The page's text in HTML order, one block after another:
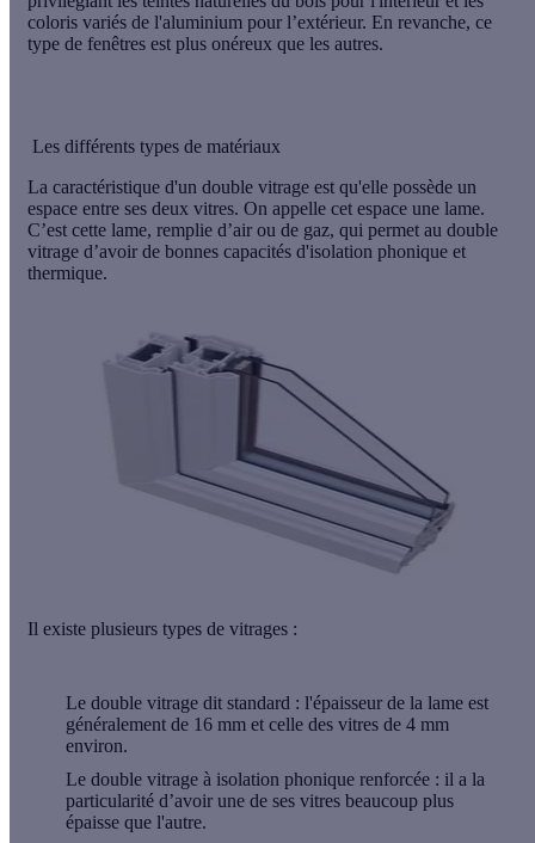
coloris variés de l'aluminium pour l’extérieur. En revanche, ce
type de fenêtres est plus onéreux que les autres.
Les différents types de matériaux
La caractéristique d'un double vitrage est qu'elle possède un
espace entre ses deux vitres. On appelle cet espace une lame.
C’est cette lame, remplie d’air ou de gaz, qui permet au double
vitrage d’avoir de bonnes capacités d'isolation phonique et
thermique.
Il existe plusieurs types de vitrages :
Le double vitrage dit standard : l'épaisseur de la lame est
généralement de 16 mm et celle des vitres de 4 mm
environ.
Le double vitrage à isolation phonique renforcée : il a la
particularité d’avoir une de ses vitres beaucoup plus
épaisse que l'autre.